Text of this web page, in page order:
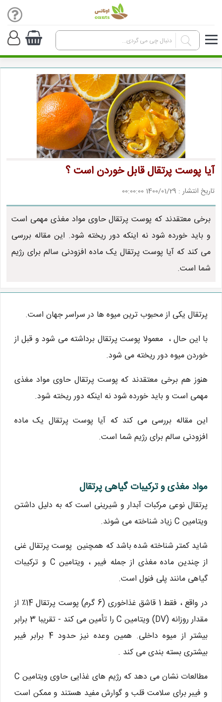
آیا پوست پرتقال قابل خوردن است ؟
تاریخ انتشار : 1400/01/29 00:00:00
برخی معتقدند که پوست پرتقال حاوی مواد مغذی مهمی است
و باید خورده شود نه اینکه دور ریخته شود. این مقاله بررسی
می کند که آیا پوست پرتقال یک ماده افزودنی سالم برای رژیم
شما است.
پرتقال یکی از محبوب ترین میوه ها در سراسر جهان است.
با این حال ، معمولا پوست پرتقال برداشته می شود و قبل از
خوردن میوه دور ریخته می شود.
هنوز هم برخی معتقدند که پوست پرتقال حاوی مواد مغذی
مهمی است و باید خورده شود نه اینکه دور ریخته شود.
این مقاله بررسی می کند که آیا پوست پرتقال یک ماده
افزودنی سالم برای رژیم شما است.
مواد مغذی و ترکیبات گیاهی پرتقال
پرتقال نوعی مرکبات آبدار و شیرینی است که به دلیل داشتن
ویتامین C زیاد شناخته می شوند.
شاید کمتر شناخته شده باشد که همچنین پوست پرتقال غنی
از چندین ماده مغذی از جمله فیبر ، ویتامین C و ترکیبات
گیاهی مانند پلی فنول است.
در واقع ، فقط 1 قاشق غذاخوری (6 گرم) پوست پرتقال 14٪ از
مقدار روزانه (DV) ویتامین C را تأمین می کند - تقریبا 3 برابر
بیشتر از میوه داخلی. همین وعده نیز حدود 4 برابر فیبر
بیشتری بسته بندی می کند .
مطالعات نشان می دهد که رژیم های غذایی حاوی ویتامین C
و فیبر برای سلامت قلب و گوارش مفید هستند و ممکن است